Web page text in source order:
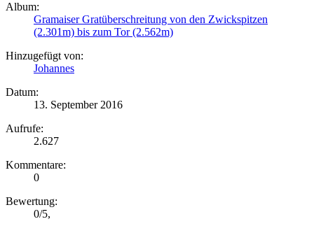
Album:
Gramaiser Gratüberschreitung von den Zwickspitzen
(2.301m) bis zum Tor (2.562m)
Hinzugefügt von:
Johannes
Datum:
13. September 2016
Aufrufe:
2.627
Kommentare:
0
Bewertung:
0/5,